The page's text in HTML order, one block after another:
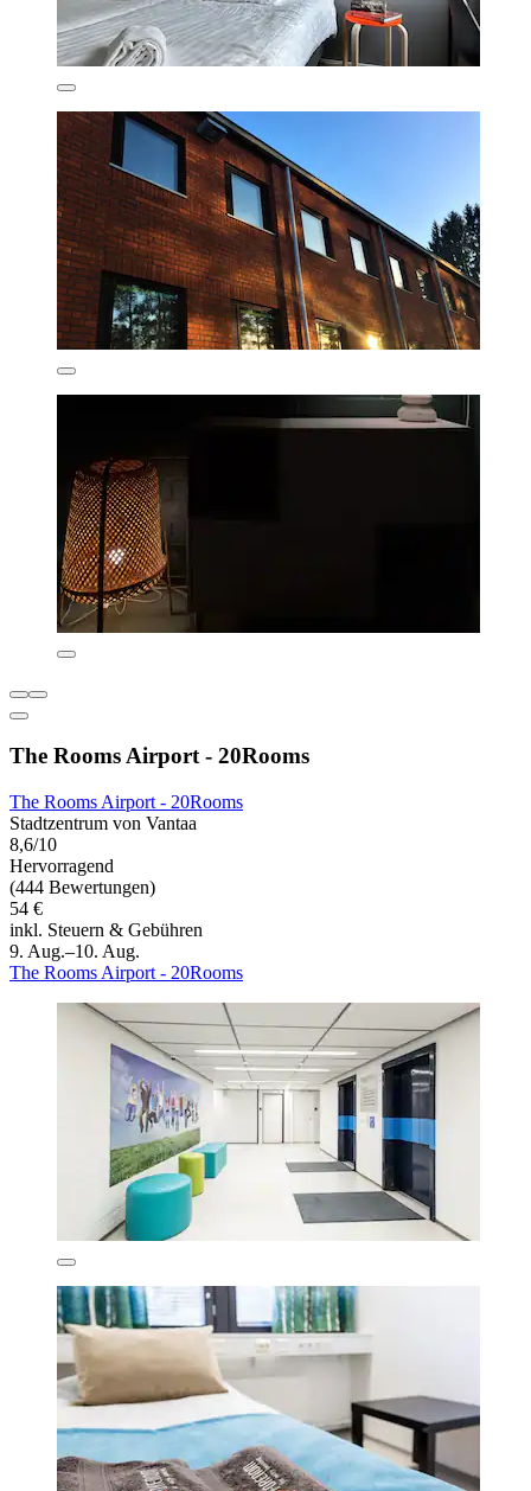
The Rooms Airport - 20Rooms
The Rooms Airport - 20Rooms
Stadtzentrum von Vantaa
8,6/10
Hervorragend
(444 Bewertungen)
54 €
inkl. Steuern & Gebühren
9. Aug.–10. Aug.
The Rooms Airport - 20Rooms